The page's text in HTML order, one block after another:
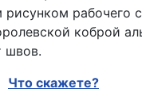
рабочего
коброй
швов.
Что скажете?